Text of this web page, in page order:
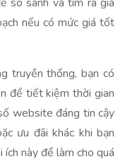
nếu có mức giá tốt
truyền thống, bạn có
để tiết kiệm thời gian
website đáng tin cậy
ưu đãi khác khi bạn
này để làm cho quá